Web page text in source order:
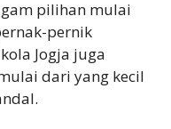
pilihan mulai
pernik
Jogja juga
dari yang kecil